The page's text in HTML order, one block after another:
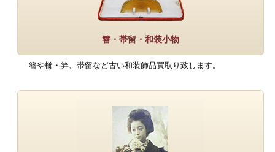
簪・帯留・和装小物
簪や櫛・笄、帯留など古い和装飾品買取り致します。